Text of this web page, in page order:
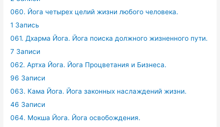
060. Йога четырех целий жизни любого человека.
1 Запись
061. Дхарма Йога. Йога поиска должного жизненного пути.
7 Записи
062. Артха Йога. Йога Процветания и Бизнеса.
96 Записи
063. Кама Йога. Йога законных наслаждений жизни.
46 Записи
064. Мокша Йога. Йога освобождения.